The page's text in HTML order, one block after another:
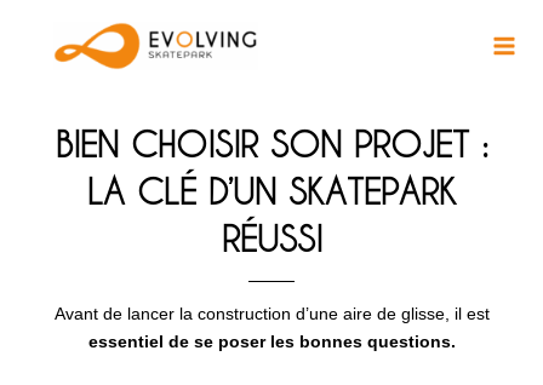
BIEN CHOISIR SON PROJET :
LA CLÉ D’UN SKATEPARK
RÉUSSI
Avant de lancer la construction d’une aire de glisse, il est
essentiel de se poser les bonnes questions.